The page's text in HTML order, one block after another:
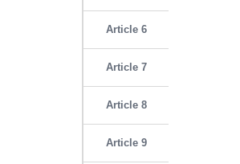
Article 6
Article 7
Article 8
Article 9